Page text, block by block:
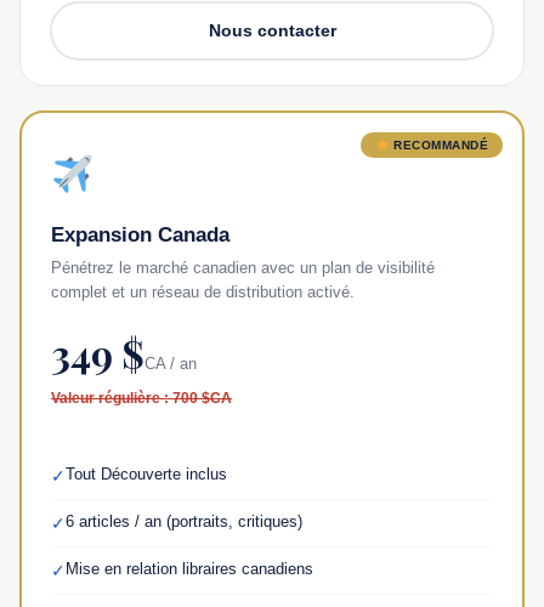
Nous contacter
RECOMMANDÉ
Expansion Canada
Pénétrez le marché canadien avec un plan de visibilité
complet et un réseau de distribution activé.
349 $CA / an
Valeur régulière : 700 $CA
✓Tout Découverte inclus
✓6 articles / an (portraits, critiques)
✓ Mise en relation libraires canadiens